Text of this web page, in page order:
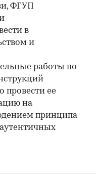
ФГУП
в
и
работы по
провести ее
на
принципа